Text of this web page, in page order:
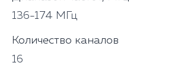
136-174 МГц
Количество каналов
16